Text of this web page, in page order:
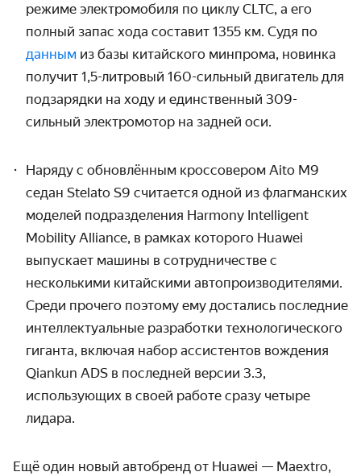
режиме электромобиля по циклу CLTC, а его
полный запас хода составит 1355 км. Судя по
данным из базы китайского минпрома, новинка
получит 1,5-литровый 160-сильный двигатель для
подзарядки на ходу и единственный 309-
сильный электромотор на задней оси.
Наряду с обновлённым кроссовером Aito M9
седан Stelato S9 считается одной из флагманских
моделей подразделения Harmony Intelligent
Mobility Alliance, в рамках которого Huawei
выпускает машины в сотрудничестве с
несколькими китайскими автопроизводителями.
Среди прочего поэтому ему достались последние
интеллектуальные разработки технологического
гиганта, включая набор ассистентов вождения
Qiankun ADS в последней версии 3.3,
использующих в своей работе сразу четыре
лидара.
Ещё один новый автобренд от Huawei — Maextro,